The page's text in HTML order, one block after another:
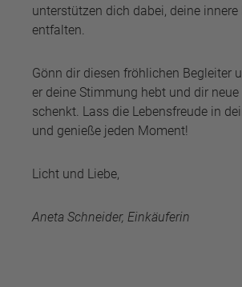
unterstützen dich dabei, deine innere
entfalten.
Gönn dir diesen fröhlichen Begleiter
er deine Stimmung hebt und dir neue
schenkt. Lass die Lebensfreude in
und genieße jeden Moment!
Licht und Liebe,
Aneta Schneider, Einkäuferin